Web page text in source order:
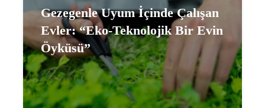
Gezegenle Uyum İçinde Çalışan
Evler: “Eko-Teknolojik Bir Evin
Öyküsü”